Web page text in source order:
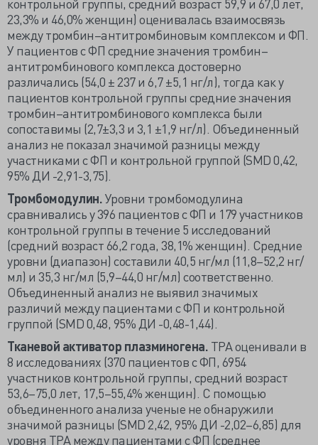
23,3% и 46,0% женщин) оценивалась взаимосвязь
между тромбин–антитромбиновым комплексом и ФП.
У пациентов с ФП средние значения тромбин–
антитромбинового комплекса достоверно
различались (54,0 ± 237 и 6,7 ±5,1 нг/л), тогда как у
пациентов контрольной группы средние значения
тромбин–антитромбинового комплекса были
сопоставимы (2,7±3,3 и 3,1 ±1,9 нг/л). Объединенный
анализ не показал значимой разницы между
участниками с ФП и контрольной группой (SMD 0,42,
95% ДИ -2,91-3,75).
Тромбомодулин.Уровни тромбомодулина
сравнивались у 396 пациентов с ФП и 179 участников
контрольной группы в течение 5 исследований
(средний возраст 66,2 года, 38,1% женщин). Средние
уровни (диапазон) составили 40,5 нг/мл (11,8–52,2 нг/
мл) и 35,3 нг/мл (5,9–44,0 нг/мл) соответственно.
Объединенный анализ не выявил значимых
различий между пациентами с ФП и контрольной
группой (SMD 0,48, 95% ДИ -0,48-1,44).
Тканевой активатор плазминогена. TPA оценивали в
8 исследованиях (370 пациентов с ФП, 6954
участников контрольной группы, средний возраст
53,6–75,0 лет, 17,5–55,4% женщин). С помощью
объединенного анализа ученые не обнаружили
значимой разницы (SMD 2,42, 95% ДИ -2,02–6,85) для
уровня TPA между пациентами с ФП (среднее